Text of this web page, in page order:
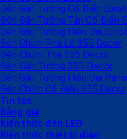
Đèn Gắn Tường Cổ Điển
Đèn Gắn Tường Tân Cổ Điển
Đèn Gắn Tường Hiện Đại
Đèn Chùm Pha Lê 355 Decor
Đèn Chùm Thả 355 Decor
Đèn Gắn Tường 355 Decor
Đèn Gắn Tường Hiện Đại
Đèn Chùm Cổ Điển 355 Decor
Tin tức
Bảng giá
Kiến thức đèn LED
Kiến thức thiết bị điện